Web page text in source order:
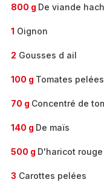
800 g De viande
1 Oignon
2 Gousses d ail
100 g Tomates pelées
70 g Concentré de
140 g De maïs
500 g D'haricot rouge
3 Carottes pelées